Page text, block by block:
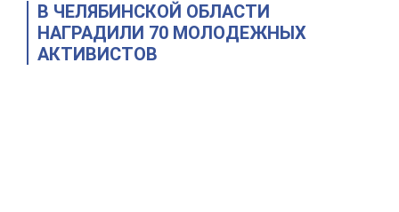
В ЧЕЛЯБИНСКОЙ ОБЛАСТИ
НАГРАДИЛИ 70 МОЛОДЕЖНЫХ
АКТИВИСТОВ